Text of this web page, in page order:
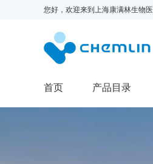
您好，欢迎来到 上海康满林生物
首页 产品目录